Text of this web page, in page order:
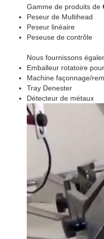
Gamme de produits de
Peseur de Multihead
Peseur linéaire
Peseuse de contrôle
Nous fournissons
Emballeur rotatoire
Machine façonnage/
Tray Denester
Détecteur de métaux